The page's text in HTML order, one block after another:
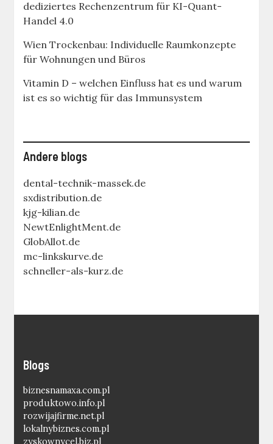
dediziertes Rechenzentrum für KI-Quant-
Handel 4.0
Wien Trockenbau: Individuelle Raumkonzepte
für Wohnungen und Büros
Vitamin D – welchen Einfluss hat es und warum
ist es so wichtig für das Immunsystem
Andere blogs
dental-technik-massek.de
sxdistribution.de
kjg-kilian.de
NewtEnlightMent.de
GlobAllot.de
mc-linkskurve.de
schneller-als-kurz.de
Blogs
biznesnamaxa.com.pl
produktowo.info.pl
rozwijajfirme.net.pl
lokalnybiznes.com.pl
zyskownycel.biz.pl